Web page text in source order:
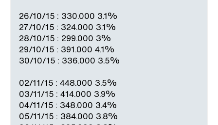
26/10/15 : 330.000 3.1%
27/10/15 : 324.000 3.1%
28/10/15 : 299.000 3%
29/10/15 : 391.000 4.1%
30/10/15 : 336.000 3.5%
02/11/15 : 448.000 3.5%
03/11/15 : 414.000 3.9%
04/11/15 : 348.000 3.4%
05/11/15 : 384.000 3.8%